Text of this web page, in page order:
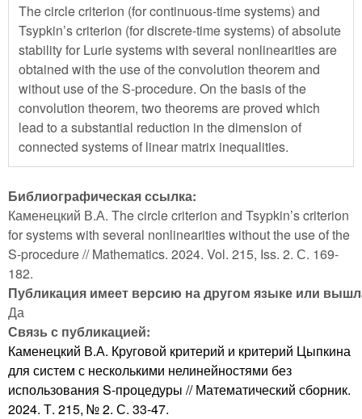
The circle criterion (for continuous-time systems) and
Tsypkin’s criterion (for discrete-time systems) of absolute
stability for Lurie systems with several nonlinearities are
obtained with the use of the convolution theorem and
without use of the S-procedure. On the basis of the
convolution theorem, two theorems are proved which
lead to a substantial reduction in the dimension of
connected systems of linear matrix inequalities.
Библиографическая ссылка:
Каменецкий В.А. The circle criterion and Tsypkin’s criterion
for systems with several nonlinearities without the use of the
S-procedure // Mathematics. 2024. Vol. 215, Iss. 2. С. 169-
182.
Публикация имеет версию на другом языке или
Да
Связь с публикацией:
Каменецкий В.А. Круговой критерий и критерий Цыпкина
для систем с несколькими нелинейностями без
использования S-процедуры // Математический сборник.
2024. Т. 215, № 2. С. 33-47.